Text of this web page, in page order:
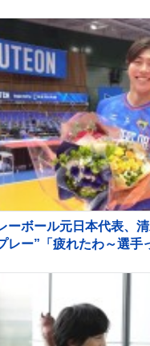
ーボール元日本代表、
レー”「疲れたわ～選